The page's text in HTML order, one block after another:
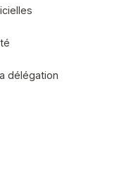
délégation